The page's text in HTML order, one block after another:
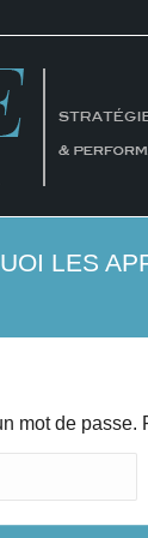
LES
mot de